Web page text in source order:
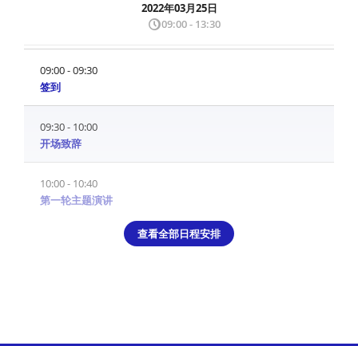
2022年03月25日
09:00 - 13:30
09:00 - 09:30
签到
09:30 - 10:00
开场致辞
10:00 - 10:40
第一轮主题演讲
查看全部日程安排